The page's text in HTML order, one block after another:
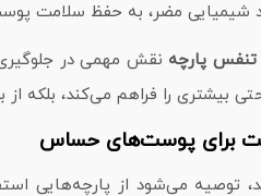
شیمیایی مضر، به حفظ سلامت
پارچه نقش مهمی در
بیشتری را فراهم می‌کند،
برای پوست‌های حساس
توصیه می‌شود از پارچه‌هایی